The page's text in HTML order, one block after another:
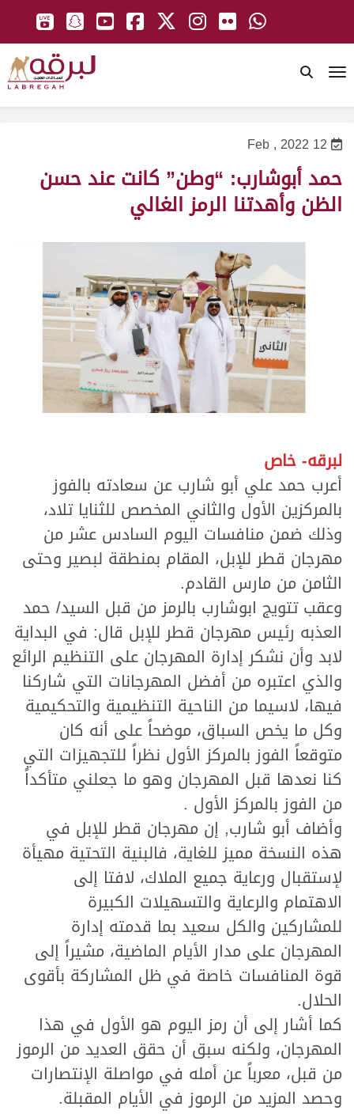
12 Feb , 2022
حمد أبوشارب: “وطن” كانت عند حسن
الظن وأهدتنا الرمز الغالي
لبرقه- خاص
أعرب حمد علي أبو شارب عن سعادته بالفوز
بالمركزين الأول والثاني المخصص للثنايا تلاد،
وذلك ضمن منافسات اليوم السادس عشر من
مهرجان قطر للإبل، المقام بمنطقة لبصير وحتى
الثامن من مارس القادم.
وعقب تتويج ابوشارب بالرمز من قبل السيد/ حمد
العذبه رئيس مهرجان قطر للإبل قال: في البداية
لابد وأن نشكر إدارة المهرجان على التنظيم الرائع
والذي اعتبره من أفضل المهرجانات التي شاركنا
فيها، لاسيما من الناحية التنظيمية والتحكيمية
وكل ما يخص السباق، موضحاً على أنه كان
متوقعاً الفوز بالمركز الأول نظراً للتجهيزات التي
كنا نعدها قبل المهرجان وهو ما جعلني متأكداً
من الفوز بالمركز الأول .
وأضاف أبو شارب, إن مهرجان قطر للإبل في
هذه النسخة مميز للغاية، فالبنية التحتية مهيأة
لإستقبال ورعاية جميع الملاك، لافتا إلى
الاهتمام والرعاية والتسهيلات الكبيرة
للمشاركين والكل سعيد بما قدمته إدارة
المهرجان على مدار الأيام الماضية، مشيراً إلى
قوة المنافسات خاصة في ظل المشاركة بأقوى
الحلال.
كما أشار إلى أن رمز اليوم هو الأول في هذا
المهرجان، ولكنه سبق أن حقق العديد من الرموز
من قبل، معرباً عن أمله في مواصلة الإنتصارات
وحصد المزيد من الرموز في الأيام المقبلة.